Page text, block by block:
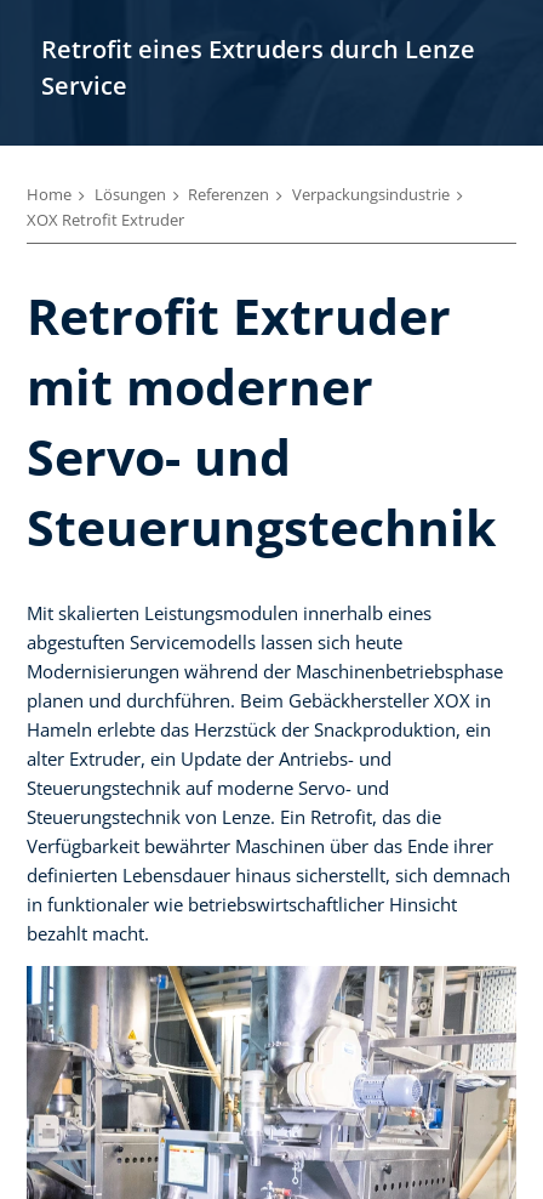
Retrofit eines Extruders durch Lenze
Service
Home Lösungen Referenzen
Verpackungsindustrie
XOX Retrofit Extruder
Retrofit Extruder
mit moderner
Servo- und
Steuerungstechnik
Mit skalierten Leistungsmodulen innerhalb eines
abgestuften Servicemodells lassen sich heute
Modernisierungen während der Maschinenbetriebsphase
planen und durchführen. Beim Gebäckhersteller XOX in
Hameln erlebte das Herzstück der Snackproduktion, ein
alter Extruder, ein Update der Antriebs- und
Steuerungstechnik auf moderne Servo- und
Steuerungstechnik von Lenze. Ein Retrofit, das die
Verfügbarkeit bewährter Maschinen über das Ende ihrer
definierten Lebensdauer hinaus sicherstellt, sich demnach
in funktionaler wie betriebswirtschaftlicher Hinsicht
bezahlt macht.